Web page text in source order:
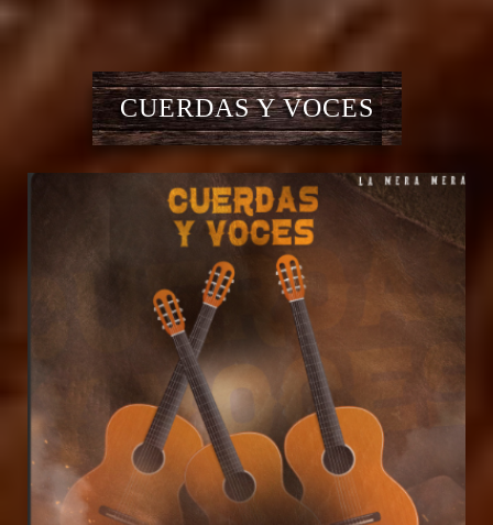
CUERDAS Y VOCES